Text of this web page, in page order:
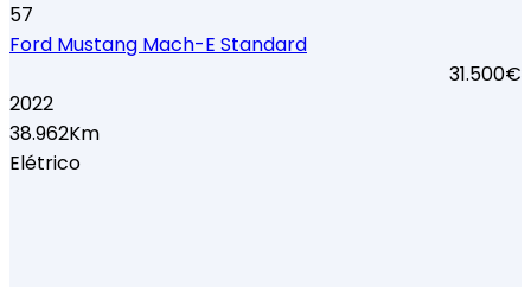
57
Ford Mustang Mach-E Standard
31.500€
2022
38.962Km
Elétrico